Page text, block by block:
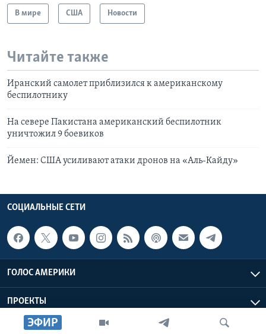
ЭФИР
В мире США Новости
Читайте также
Иранский самолет приблизился к американскому
беспилотнику
На севере Пакистана американский беспилотник
уничтожил 9 боевиков
Йемен: США усиливают атаки дронов на «Аль-Кайду»
СОЦИАЛЬНЫЕ СЕТИ
ГОЛОС АМЕРИКИ
ПРОЕКТЫ